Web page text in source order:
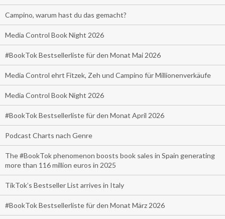
Campino, warum hast du das gemacht?
Media Control Book Night 2026
#BookTok Bestsellerliste für den Monat Mai 2026
Media Control ehrt Fitzek, Zeh und Campino für Millionenverkäufe
Media Control Book Night 2026
#BookTok Bestsellerliste für den Monat April 2026
Podcast Charts nach Genre
The #BookTok phenomenon boosts book sales in Spain generating
more than 116 million euros in 2025
TikTok’s Bestseller List arrives in Italy
#BookTok Bestsellerliste für den Monat März 2026